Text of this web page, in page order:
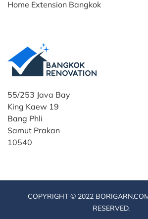
55/253 Java Bay
King Kaew 19
Bang Phli
Samut Prakan
10540
Home Extension Bangkok
COPYRIGHT © 2022
RESERVED.